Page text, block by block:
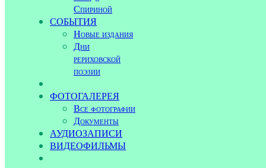
Спириной
СОБЫТИЯ
Новые издания
Дни
рериховской
поэзии
ФОТОГАЛЕРЕЯ
Все фотографии
Документы
АУДИОЗАПИСИ
ВИДЕОФИЛЬМЫ